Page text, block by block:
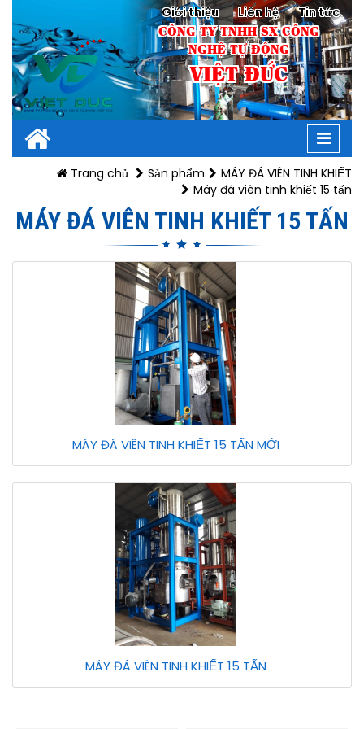
CÔNG TY TNHH SX CÔNG
NGHỆ TỰ ĐỘNG
VIỆT ĐỨC
Giới thiệu Liên hệ Tin tức
Trang chủ Sản phẩm
MÁY ĐÁ VIÊN TINH KHIẾT
Máy đá viên tinh khiết 15 tấn
MÁY ĐÁ VIÊN TINH KHIẾT 15 TẤN
MÁY ĐÁ VIÊN TINH KHIẾT 15 TẤN MỚI
MÁY ĐÁ VIÊN TINH KHIẾT 15 TẤN